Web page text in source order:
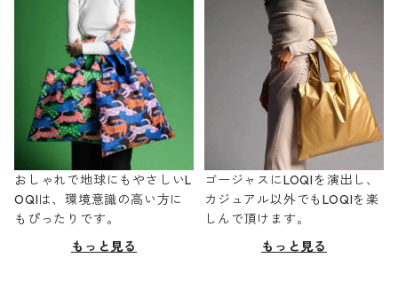
おしゃれで地球にもやさしいL
OQIは、環境意識の高い方に
もぴったりです。
もっと見る
ゴージャスにLOQIを演出し、
カジュアル以外でもLOQIを楽
しんで頂けます。
もっと見る